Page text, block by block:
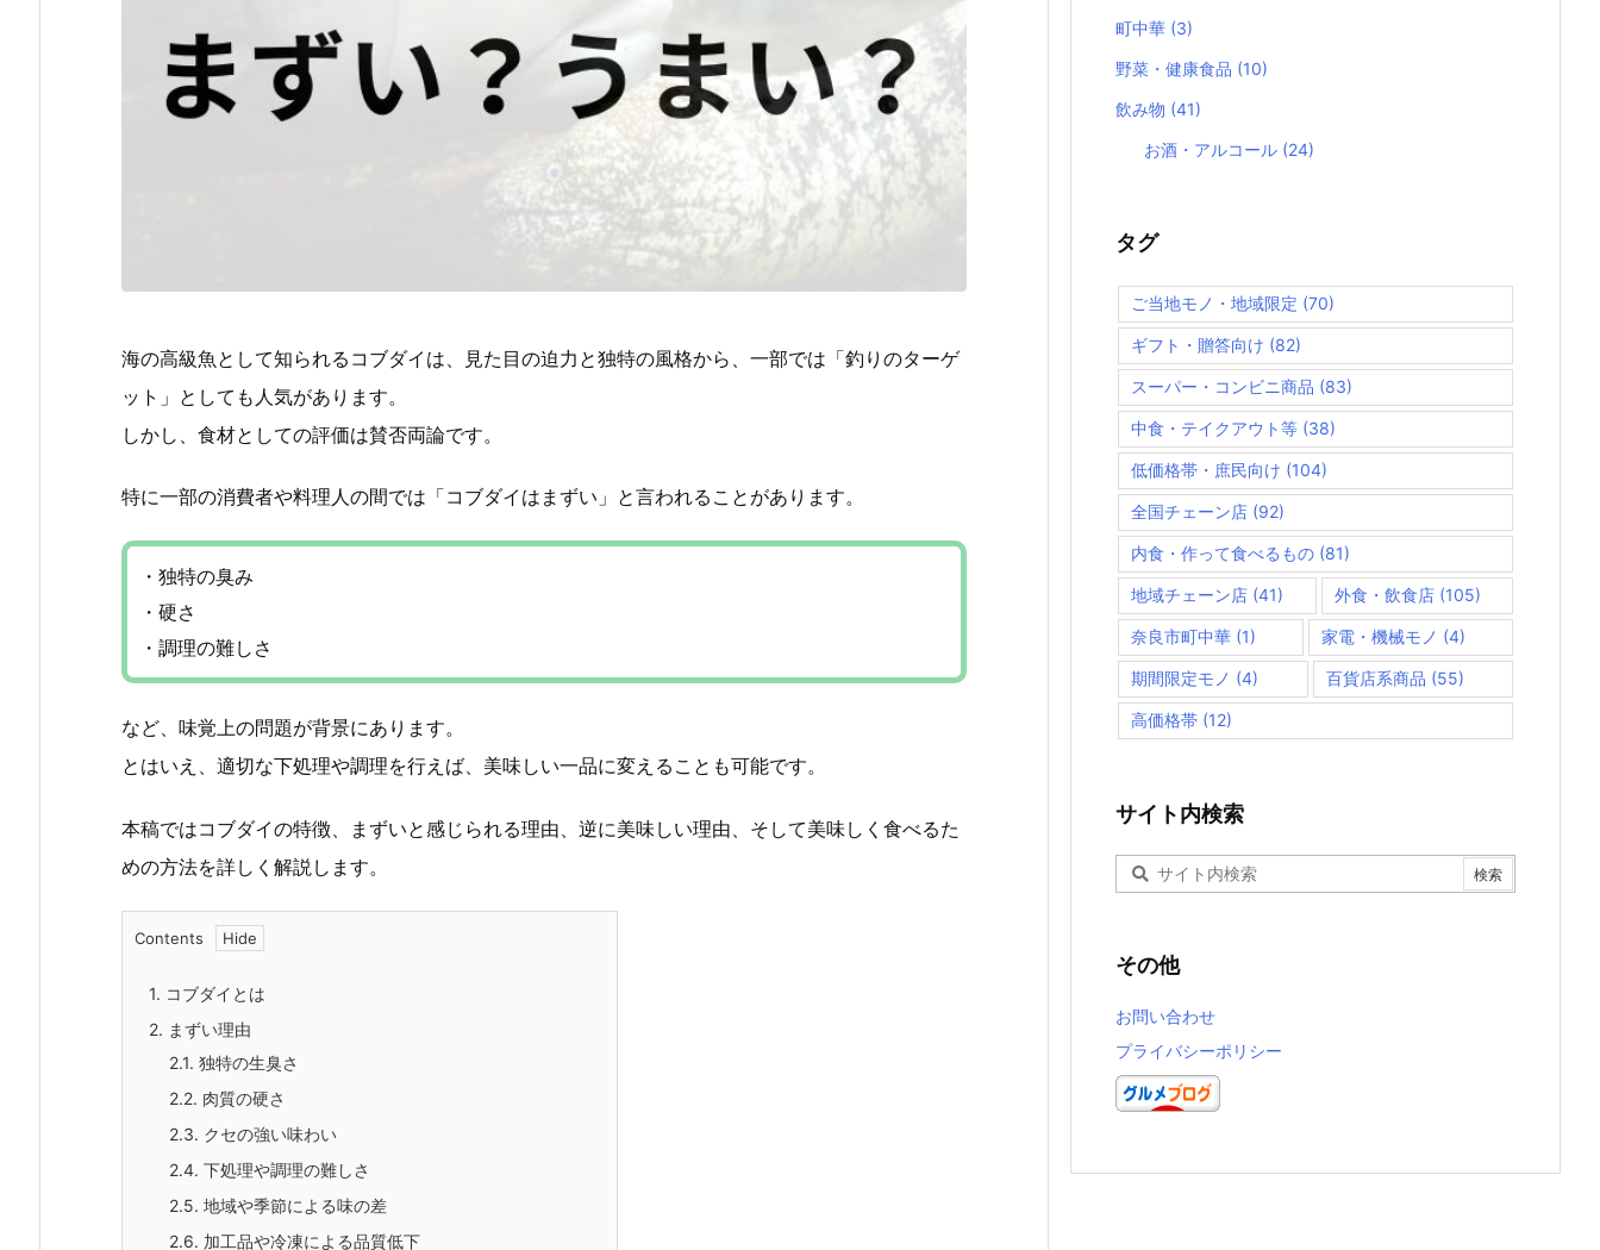
海の高級魚として知られるコブダイは、見た目の迫力と独特の風格から、一部では「釣りのターゲ
ット」としても人気があります。
しかし、食材としての評価は賛否両論です。
特に一部の消費者や料理人の間では「コブダイはまずい」と言われることがあります。
・独特の臭み
・硬さ
・調理の難しさ
など、味覚上の問題が背景にあります。
とはいえ、適切な下処理や調理を行えば、美味しい一品に変えることも可能です。
本稿ではコブダイの特徴、まずいと感じられる理由、逆に美味しい理由、そして美味しく食べるた
めの方法を詳しく解説します。
Contents
1. コブダイとは
2. まずい理由
2.1. 独特の生臭さ
2.2. 肉質の硬さ
2.3. クセの強い味わい
2.4. 下処理や調理の難しさ
2.5. 地域や季節による味の差
2.6. 加工品や冷凍による品質低下
町中華 (3)
野菜・健康食品 (10)
飲み物 (41)
お酒・アルコール (24)
タグ
ご当地モノ・地域限定 (70)
ギフト・贈答向け (82)
スーパー・コンビニ商品 (83)
中食・テイクアウト等 (38)
低価格帯・庶民向け (104)
全国チェーン店 (92)
内食・作って食べるもの (81)
地域チェーン店 (41) 外食・飲食店(105)
奈良市町中華 (1) 家電・機械モノ (4)
期間限定モノ (4) 百貨店系商品 (55)
高価格帯 (12)
サイト内検索
その他
お問い合わせ
プライバシーポリシー